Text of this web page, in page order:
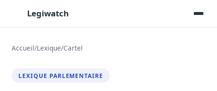
Legiwatch
Posez vos questions, réponses sourcées
Accueil/Lexique/Cartel
LEXIQUE PARLEMENTAIRE